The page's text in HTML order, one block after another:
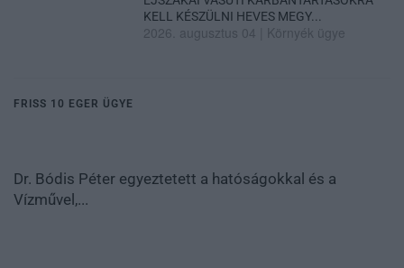
KELL KÉSZÜLNI HEVES MEGY...
2026. augusztus 04 Környék ügye
FRISS 10 EGER ÜGYE
Dr. Bódis Péter egyeztetett a hatóságokkal és a
Vízművel,...